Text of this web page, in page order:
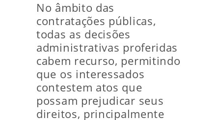
No âmbito das
contratações públicas,
todas as decisões
administrativas proferidas
cabem recurso, permitindo
que os interessados
contestem atos que
possam prejudicar seus
direitos, principalmente